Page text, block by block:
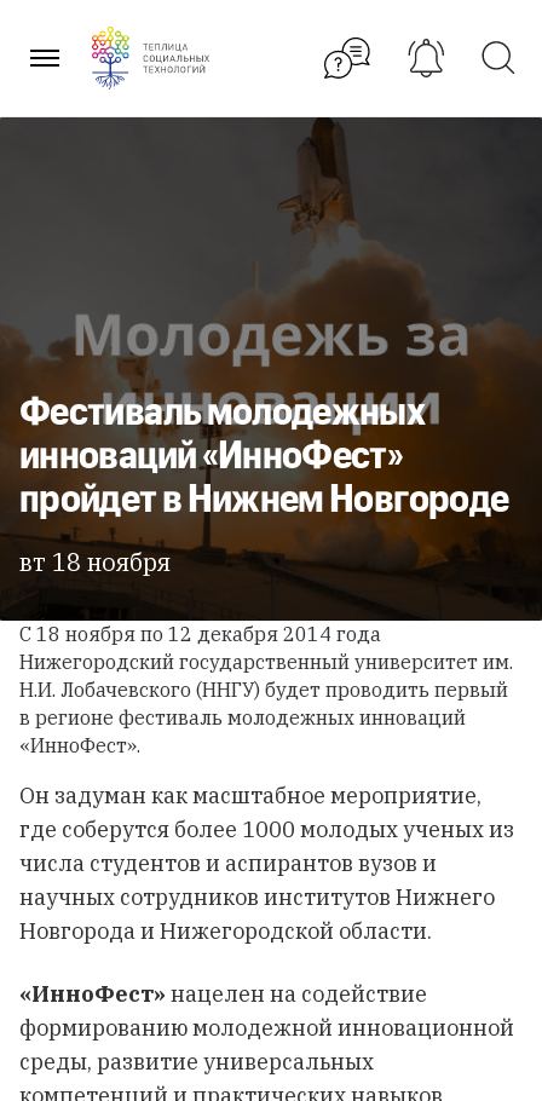
содержанию
Фестиваль молодежных
инноваций «ИнноФест»
пройдет в Нижнем Новгороде
вт 18 ноября
С 18 ноября по 12 декабря 2014 года
Нижегородский государственный университет им.
Н.И. Лобачевского (ННГУ) будет проводить первый
в регионе фестиваль молодежных инноваций
«ИнноФест».
Он задуман как масштабное мероприятие,
где соберутся более 1000 молодых ученых из
числа студентов и аспирантов вузов и
научных сотрудников институтов Нижнего
Новгорода и Нижегородской области.
«ИнноФест» нацелен на содействие
формированию молодежной инновационной
среды, развитие универсальных